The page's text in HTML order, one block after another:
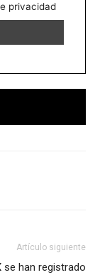
privacidad
Artículo siguiente
se han registrado